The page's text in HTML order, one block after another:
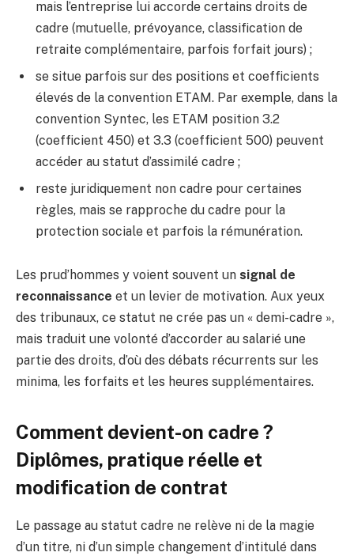
mais l’entreprise lui accorde certains droits de
cadre (mutuelle, prévoyance, classification de
retraite complémentaire, parfois forfait jours) ;
se situe parfois sur des positions et coefficients
élevés de la convention ETAM. Par exemple, dans la
convention Syntec, les ETAM position 3.2
(coefficient 450) et 3.3 (coefficient 500) peuvent
accéder au statut d’assimilé cadre ;
reste juridiquement non cadre pour certaines
règles, mais se rapproche du cadre pour la
protection sociale et parfois la rémunération.
Les prud’hommes y voient souvent un signal de
reconnaissance et un levier de motivation. Aux yeux
des tribunaux, ce statut ne crée pas un « demi-cadre »,
mais traduit une volonté d’accorder au salarié une
partie des droits, d’où des débats récurrents sur les
minima, les forfaits et les heures supplémentaires.
Comment devient-on cadre ?
Diplômes, pratique réelle et
modification de contrat
Le passage au statut cadre ne relève ni de la magie
d’un titre, ni d’un simple changement d’intitulé dans